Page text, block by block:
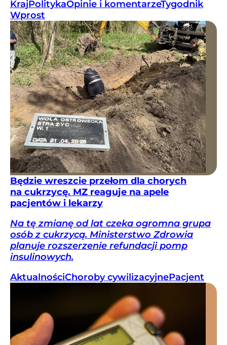
KrajPolitykaOpinie i komentarzeTygodnik
Wprost
Będzie wreszcie przełom dla chorych
na cukrzycę. MZ reaguje na apele
pacjentów i lekarzy
Na tę zmianę od lat czeka ogromna grupa
osób z cukrzycą. Ministerstwo Zdrowia
planuje rozszerzenie refundacji pomp
insulinowych.
AktualnościChoroby cywilizacyjnePacjent